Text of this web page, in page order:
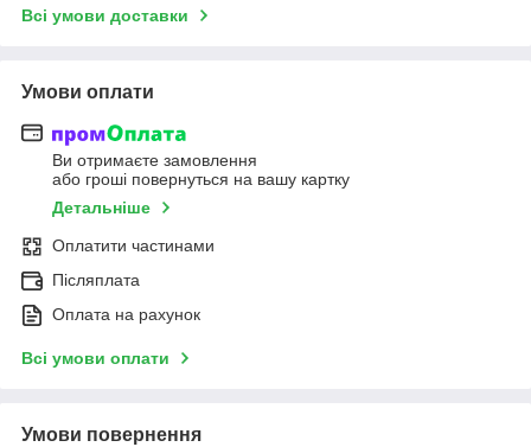
Всі умови доставки
Умови оплати
Ви отримаєте замовлення
або гроші повернуться на вашу картку
Детальніше
Оплатити частинами
Післяплата
Оплата на рахунок
Всі умови оплати
Умови повернення